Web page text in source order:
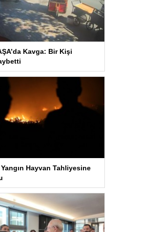
Kavga: Bir Kişi
Yangın Hayvan Tahliyesine